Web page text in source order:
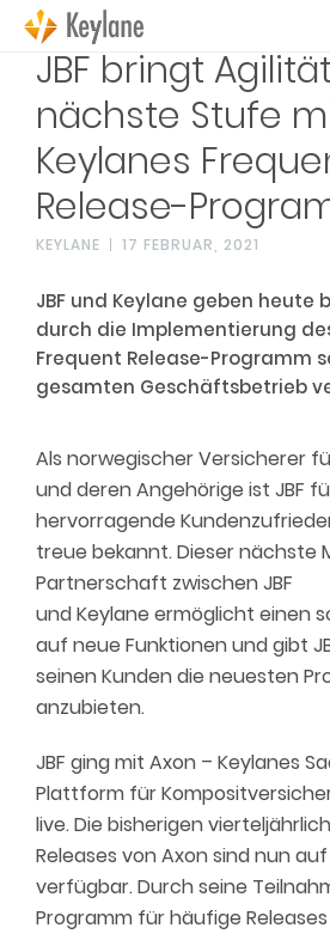
JBF bringt
nächste Stufe
Keylanes
Release-
KEYLANE 17 FEBRUAR, 2021
JBF und Keylane geben heute
durch die Implementierung
Frequent Release-Programm
gesamten Geschäftsbetrieb
Als norwegischerVersicherer
und deren Angehörige ist JBF
hervorragende
treue bekannt.Dieser nächste
Partnerschaft zwischen JBF
und Keylane ermöglicht einen
auf neue Funktionen und gibt
seinen Kunden die neuesten
anzubieten.
JBF ging mit Axon – Keylanes
Plattform für
live. Die bisherigen
Releases von Axon sind nun
verfügbar. Durchseine
Programm für häufige Releases